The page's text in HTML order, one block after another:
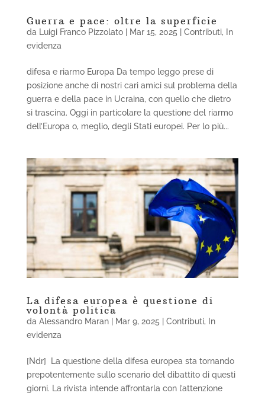
Guerra e pace: oltre la superficie
da Luigi Franco Pizzolato| Mar 15, 2025 Contributi,
In
evidenza
difesa e riarmo Europa Da tempo leggo prese di
posizione anche di nostri cari amici sul problema della
guerra e della pace in Ucraina, con quello che dietro
si trascina. Oggi in particolare la questione del riarmo
dell’Europa o, meglio, degli Stati europei. Per lo più...
La difesa europea è questione di
volontà politica
da Alessandro Maran| Mar 9, 2025 Contributi,
In
evidenza
[Ndr] La questione della difesa europea sta tornando
prepotentemente sullo scenario del dibattito di questi
giorni. La rivista intende affrontarla con l’attenzione